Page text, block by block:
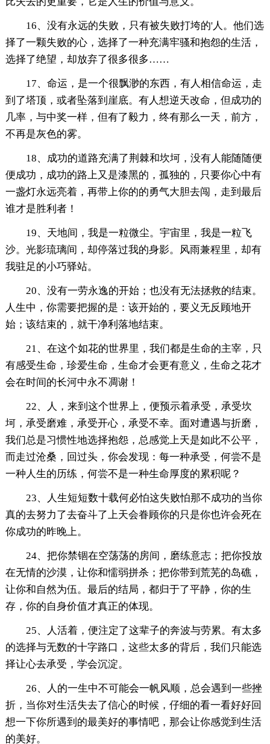
16、没有永远的失败，只有被失败打垮的'人。他们选
择了一颗失败的心，选择了一种充满牢骚和抱怨的生活，
选择了绝望，却放弃了很多很多……
17、命运，是一个很飘渺的东西，有人相信命运，走
到了塔顶，或者坠落到崖底。有人想逆天改命，但成功的
几率，与中奖一样，但有了毅力，终有那么一天，前方，
不再是灰色的雾。
18、成功的道路充满了荆棘和坎坷，没有人能随随便
便成功，成功的路上又是漆黑的，孤独的，只要你心中有
一盏灯永远亮着，再带上你的的勇气大胆去闯，走到最后
谁才是胜利者！
19、天地间，我是一粒微尘。宇宙里，我是一粒飞
沙。光影琉璃间，却停落过我的身影。风雨兼程里，却有
我驻足的小巧驿站。
20、没有一劳永逸的开始；也没有无法拯救的结束。
人生中，你需要把握的是：该开始的，要义无反顾地开
始；该结束的，就干净利落地结束。
21、在这个如花的世界里，我们都是生命的主宰，只
有感受生命，珍爱生命，生命才会更有意义，生命之花才
会在时间的长河中永不凋谢！
22、人，来到这个世界上，便预示着承受，承受坎
坷，承受磨难，承受开心，承受不幸。面对遭遇与折磨，
我们总是习惯性地选择抱怨，总感觉上天是如此不公平，
而走过沧桑，回过头，你会发现：每一种承受，何尝不是
一种人生的历练，何尝不是一种生命厚度的累积呢？
23、人生短短数十载何必怕这失败怕那不成功的当你
真的去努力了去奋斗了上天会眷顾你的只是你也许会死在
你成功的昨晚上。
24、把你禁锢在空荡荡的房间，磨练意志；把你投放
在无情的沙漠，让你和懦弱拼杀；把你带到荒芜的岛礁，
让你和自然为伍。最后的结局，都归于了平静，你的生
存，你的自身价值才真正的体现。
25、人活着，便注定了这辈子的奔波与劳累。有太多
的选择与无数的十字路口，这些太多的背后，我们只能选
择让心去承受，学会沉淀。
26、人的一生中不可能会一帆风顺，总会遇到一些挫
折，当你对生活失去了信心的时候，仔细的看一看好好回
想一下你所遇到的最美好的事情吧，那会让你感觉到生活
的美好。